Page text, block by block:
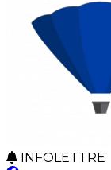
INFOLETTRE